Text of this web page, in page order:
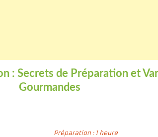
: Secrets de Préparation et
Gourmandes
Préparation : 1 heure